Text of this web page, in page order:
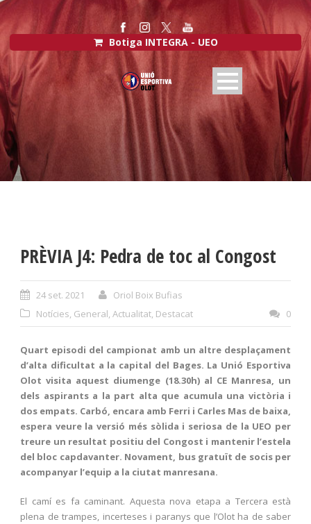
Botiga INTEGRA - UEO
PRÈVIA J4: Pedra de toc al Congost
24 set. 2021
Oriol Boix Bufias
Notícies, General, Actualitat, Destacat 0
Quart episodi del campionat amb un altre desplaçament
d’alta dificultat a la capital del Bages. La Unió Esportiva
Olot visita aquest diumenge (18.30h) al CE Manresa, un
dels aspirants a la part alta que acumula una victòria i
dos empats. Carbó, encara amb Ferri i Carles Mas de baixa,
espera veure la versió més sòlida i seriosa de la UEO per
treure un resultat positiu del Congost i mantenir l’estela
del bloc capdavanter. Novament, bus gratuït de socis per
acompanyar l’equip a la ciutat manresana.
El camí es fa caminant. Aquesta nova etapa a Tercera està
plena de trampes, incerteses i paranys que l’Olot ha de saber